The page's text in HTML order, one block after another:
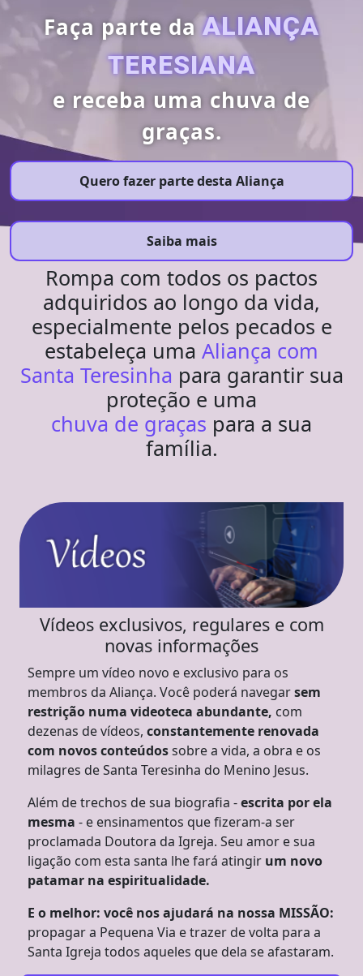
Faça parte da ALIANÇA
TERESIANA
e receba uma chuva de
graças.
Quero fazer parte desta Aliança
Saiba mais
Rompa com todos os pactos
adquiridos ao longo da vida,
especialmente pelos pecados e
estabeleça uma Aliança com
Santa Teresinha para garantir sua
proteção e uma
chuva de graças para a sua
família.
Vídeos exclusivos, regulares e com
novas informações
Sempre um vídeo novo e exclusivo para os
membros da Aliança. Você poderá navegarsem
restrição numa videoteca abundante, com
dezenas de vídeos, constantemente renovada
com novos conteúdossobre a vida, a obra e os
milagres de Santa Teresinha do Menino Jesus.
Além de trechos de sua biografia -escrita por ela
mesma - e ensinamentos que fizeram-a ser
proclamada Doutora da Igreja. Seu amor e sua
ligação com esta santa lhe fará atingir um novo
patamar na espiritualidade.
E o melhor: você nos ajudará na nossa MISSÃO:
propagar a Pequena Via e trazer de volta para a
Santa Igreja todos aqueles que dela se afastaram.